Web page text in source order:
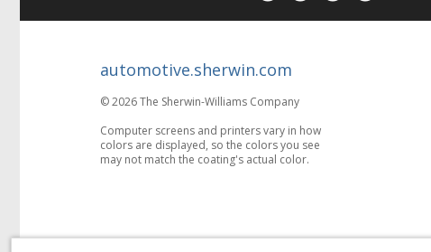
automotive.sherwin.com
© 2026 The Sherwin-Williams Company
Computer screens and printers vary in how
colors are displayed, so the colors you see
may not match the coating's actual color.